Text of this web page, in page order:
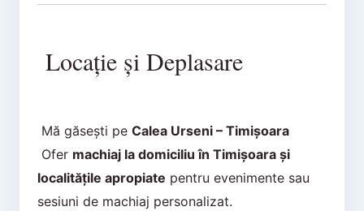
Locație și Deplasare
Mă găsești pe Calea Urseni – Timișoara
Ofer machiaj la domiciliu în Timișoara și
localitățile apropiate pentru evenimente sau
sesiuni de machiaj personalizat.